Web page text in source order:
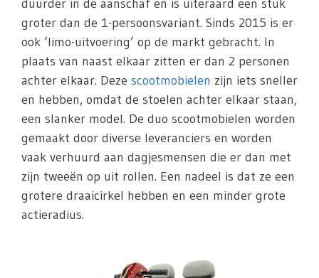
duurder in de aanschaf en is uiteraard een stuk
groter dan de 1-persoonsvariant. Sinds 2015 is er
ook ‘limo-uitvoering’ op de markt gebracht. In
plaats van naast elkaar zitten er dan 2 personen
achter elkaar. Deze scootmobielen zijn iets sneller
en hebben, omdat de stoelen achter elkaar staan,
een slanker model. De duo scootmobielen worden
gemaakt door diverse leveranciers en worden
vaak verhuurd aan dagjesmensen die er dan met
zijn tweeën op uit rollen. Een nadeel is dat ze een
grotere draaicirkel hebben en een minder grote
actieradius.